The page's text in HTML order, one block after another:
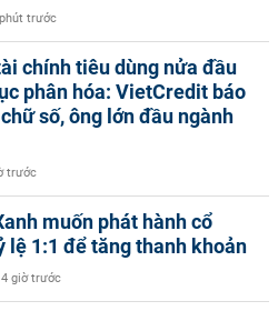
trước
chính tiêu dùng nửa đầu
phân hóa: VietCredit báo
số, ông lớn đầu ngành
trước
muốn phát hành cổ
lệ 1:1 để tăng thanh khoản
4 giờ trước